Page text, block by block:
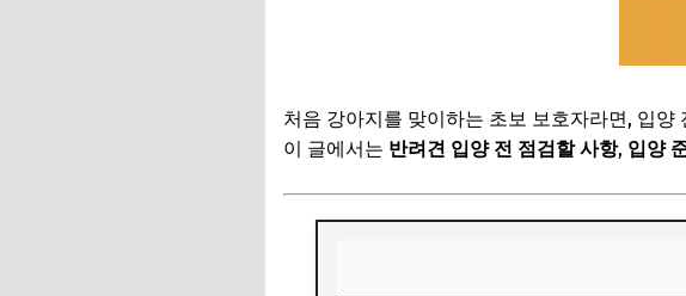
처음 강아지를 맞이하는 초보 보호자라면, 입
이 글에서는 반려견 입양 전 점검할 사항, 입양